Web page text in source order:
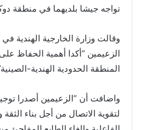
تواجه جيشا بلديهما في منطقة
وقالت وزارة الخارجية الهندية في
الزعيمين “أكدا أهمية الحفاظ
المنطقة الحدودية الهندية-
واضافت أن “الزعيمين أصدرا
لتقوية الاتصال من أجل بناء الثقة